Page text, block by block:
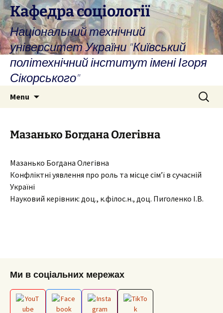
Skip
to
content
Кафедра соціології
Національний технічний
університет України "Київський
політехнічний інститут імені Ігоря
Сікорського"
Menu
Search
for:
Мазанько Богдана Олегівна
Мазанько Богдана Олегівна
Конфліктні уявлення про роль та місце сім’ї в сучасній
Україні
Науковий керівник: доц., к.філос.н., доц. Пиголенко І.В.
Ми в соціальних мережах